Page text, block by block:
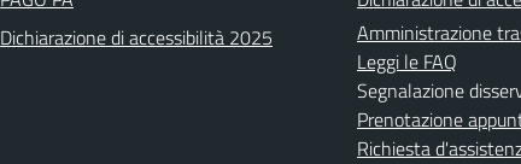
Dichiarazione di accessibilità 2025
Amministrazione
Leggi le FAQ
Segnalazione
Prenotazione
Richiesta